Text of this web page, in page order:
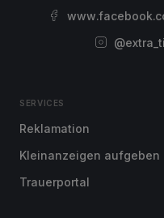
SERVICES
Reklamation
Kleinanzeigen aufgeben
Trauerportal